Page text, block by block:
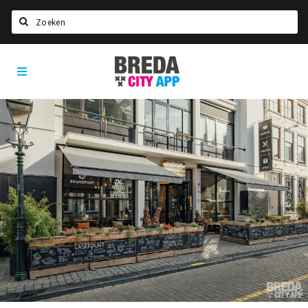
Home
Agenda
Deals
Party pics
Nieuws, interviews & blogs
Eten
Drinken
Slapen
Recreatief
Winkels
Breda
City
App